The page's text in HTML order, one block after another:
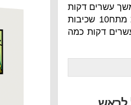
דקות
(סטים) של:5 עליות מתח10 שכיבות
כמה